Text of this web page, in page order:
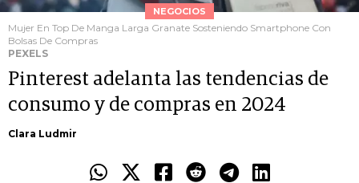
NEGOCIOS
Mujer En Top De Manga Larga Granate Sosteniendo Smartphone Con
Bolsas De Compras
PEXELS
Pinterest adelanta las tendencias de
consumo y de compras en 2024
Clara Ludmir